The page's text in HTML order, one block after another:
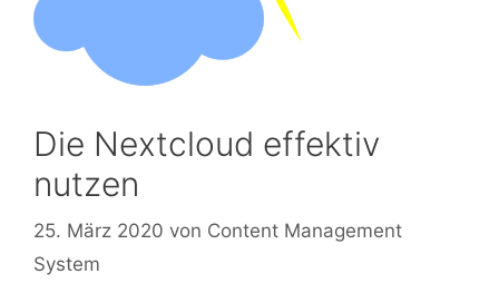
Die Nextcloud effektiv
nutzen
25. März 2020 von Content Management
System